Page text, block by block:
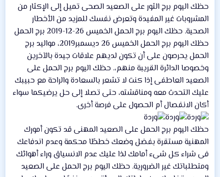
حظك اليوم برج الثور على الصعيد الصحى تميل إلى الإكثار من
المشروبات غير المفيدة وتعرض نفسك للمزيد من الأخطار
الصحية. حظك اليوم برج الحمل الخميس 26-12-2019 برج الحمل
حظك اليوم برج الحمل الخميس 26 ديسمبر2019، مواليد برج
الحمل يحرصون على أن تكون لديهم علاقات جيدة بالآخرين
وخصوصا الدائرة القريبة منهم،. حظك اليوم برج الحمل على
الصعيد العاطفى إذا كنت لا تشعر بالسعادة والراحة مع حبيبك
عليك التحدث معه ومناقشته، حتى تصلا إلى حل يرضيكما سواء
أكان الانفصال أم الحصول على فرصة أخرى.
حظك اليوم برج الحمل على الصعيد المهنى قد تكون أمورك
المهنية مستقرة بفضل وضعك خططًا محكمة وعدم اندفاعك
فى شراء كل شىء أمامك لذا عليك عدم الانسياق وراء أهوائك
ومتطلباتك غير الضرورية. حظك اليوم برج الحمل على الصعيد